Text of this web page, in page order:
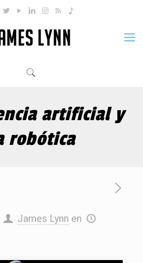
artificial y
robótica
James Lynn en